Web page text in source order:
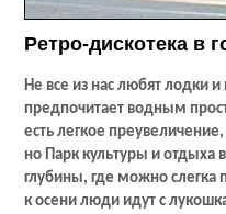
Ретро-дискотека в
Не все из нас любят лодки и
предпочитает водным
есть легкое преувеличение,
но Парк культуры и отдыха
глубины, где можно слегка
к осени люди идут с